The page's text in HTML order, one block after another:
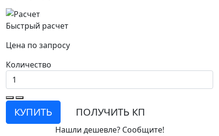
Быстрый расчет
Цена по запросу
Количество
КУПИТЬ ПОЛУЧИТЬ КП
Нашли дешевле? Сообщите!